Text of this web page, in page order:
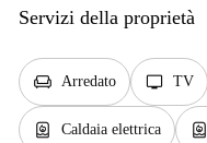
Servizi della proprietà
chair Arredato tv TV
water_heater Caldaia elettrica water_heater